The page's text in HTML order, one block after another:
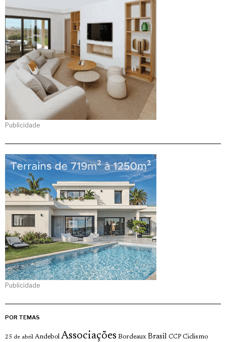
Publicidade
Publicidade
POR TEMAS
25 de abril Andebol Associações Bordeaux Brasil CCP Ciclismo